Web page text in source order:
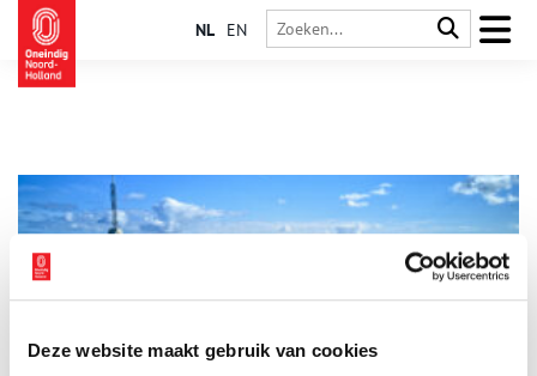
Deze website maakt gebruik van cookies
NL EN